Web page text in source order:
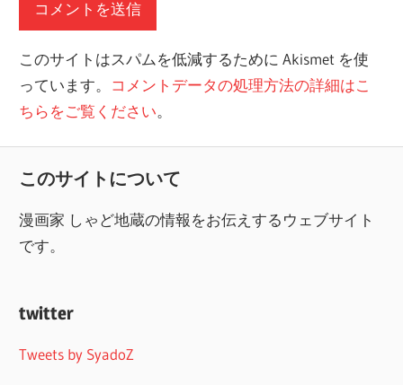
このサイトはスパムを低減するために Akismet を使
っています。 コメントデータの処理方法の詳細はこ
ちらをご覧ください。
このサイトについて
漫画家 しゃど地蔵の情報をお伝えするウェブサイト
です。
twitter
Tweets by SyadoZ